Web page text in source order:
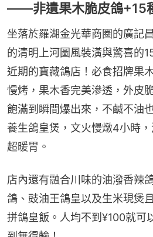
——非遺果木脆皮鴿+15
坐落於羅湖金光華商圈的廣記
的清明上河圖風裝潢與驚喜的
近期的寶藏鴿店！必食招牌果
慢烤，果木香完美滲透，外皮
飽滿到瞬間爆出來，不鹹不油
養生鴿皇煲，文火慢燉4小時
超暖胃。
店內還有融合川味的油潑香辣
鴿、豉油王鴿皇以及生米現煲
拼鴿皇飯。人均不到¥100就可